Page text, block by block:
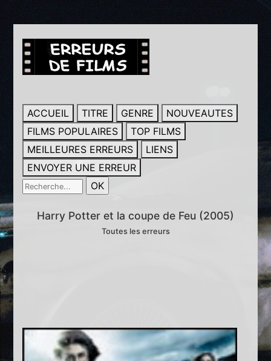
ACCUEIL TITRE GENRE
NOUVEAUTES
FILMS POPULAIRES
TOP FILMS
MEILLEURES ERREURS
LIENS
ENVOYER UNE ERREUR
Harry Potter et la coupe de Feu (2005)
Toutes les erreurs